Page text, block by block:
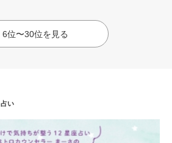
6位〜30位を見る
占い